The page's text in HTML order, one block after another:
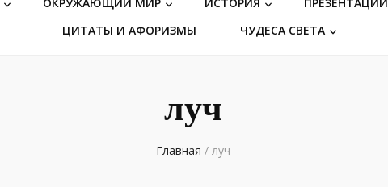
ЦИТАТЫ И АФОРИЗМЫ
ЧУДЕСА СВЕТА
луч
Главная / луч